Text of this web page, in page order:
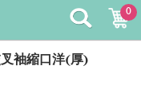
0
袖縮口洋(厚)